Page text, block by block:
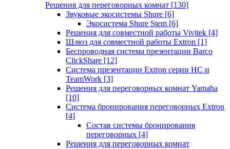
Решения для переговорных комнат [130]
Звуковые экосистемы Shure [6]
Экосистема Shure Stem [6]
Решения для совместной работы Vivitek [4]
Шлюз для совместной работы Extron [1]
Беспроводная система презентации Barco
ClickShare [12]
Система презентации Extron серии HC и
TeamWork [3]
Решения для переговорных комнат Yamaha
[10]
Система бронирования переговорных Extron
[4]
Состав системы бронирования
переговорных [4]
Решения для переговорных комнат